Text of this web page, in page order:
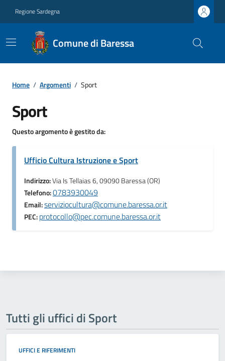
Regione Sardegna
Comune di Baressa
Home / Argomenti / Sport
Sport
Questo argomento è gestito da:
Ufficio Cultura Istruzione e Sport
Indirizzo:Via Is Tellaias 6, 09090 Baressa (OR)
Telefono:0783930049
Email:serviziocultura@comune.baressa.or.it
PEC:protocollo@pec.comune.baressa.or.it
Tutti gli uffici di Sport
UFFICI E RIFERIMENTI